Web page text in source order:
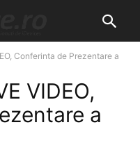
Conferinta de Prezentare a
VIDEO,
a